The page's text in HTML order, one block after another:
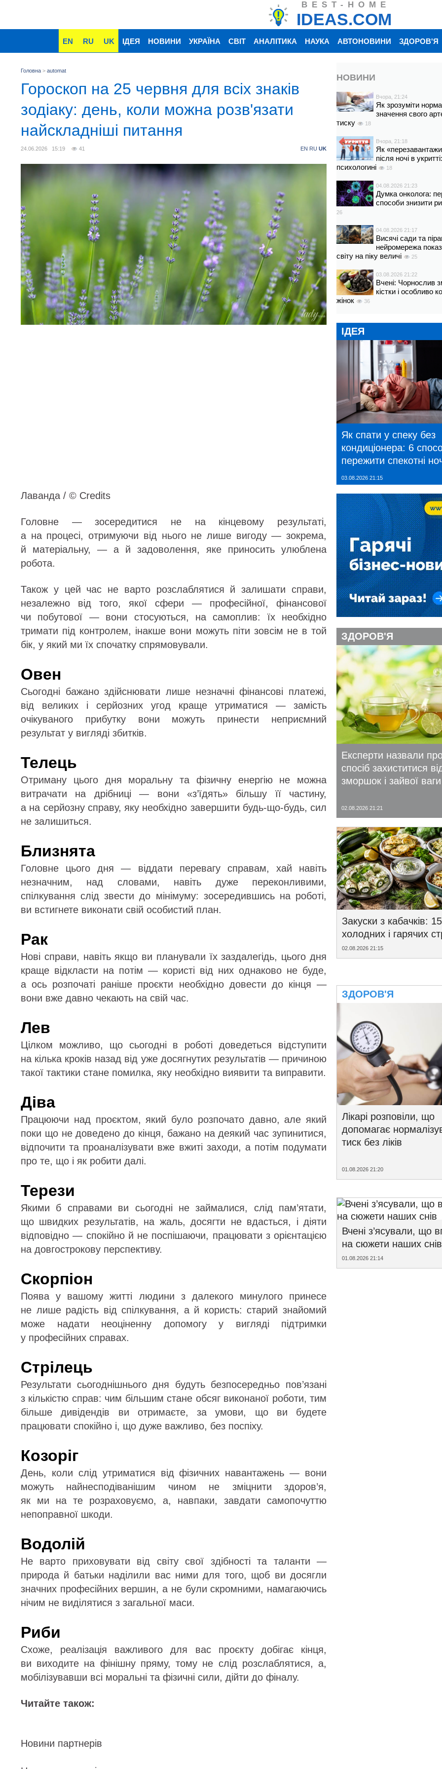
BEST-HOME
IDEAS.COM
EN RU UK ІДЕЯ НОВИНИ УКРАЇНА СВІТ АНАЛІТИКА НАУКА АВТОНОВИНИ ЗДОРОВ'Я
Головна > automat
Гороскоп на 25 червня для всіх знаків
зодіаку: день, коли можна розв'язати
найскладніші питання
24.06.2026 15:19 41 EN RU UK
Лаванда / © Credits
Головне — зосередитися не на кінцевому результаті,
а на процесі, отримуючи від нього не лише вигоду — зокрема,
й матеріальну, — а й задоволення, яке приносить улюблена
робота.
Також у цей час не варто розслаблятися й залишати справи,
незалежно від того, якої сфери — професійної, фінансової
чи побутової — вони стосуються, на самоплив: їх необхідно
тримати під контролем, інакше вони можуть піти зовсім не в той
бік, у який ми їх спочатку спрямовували.
Овен
Сьогодні бажано здійснювати лише незначні фінансові платежі,
від великих і серйозних угод краще утриматися — замість
очікуваного прибутку вони можуть принести неприємний
результат у вигляді збитків.
Телець
Отриману цього дня моральну та фізичну енергію не можна
витрачати на дрібниці — вони «з’їдять» більшу її частину,
а на серйозну справу, яку необхідно завершити будь-що-будь, сил
не залишиться.
Близнята
Головне цього дня — віддати перевагу справам, хай навіть
незначним, над словами, навіть дуже переконливими,
спілкування слід звести до мінімуму: зосередившись на роботі,
ви встигнете виконати свій особистий план.
Рак
Нові справи, навіть якщо ви планували їх заздалегідь, цього дня
краще відкласти на потім — користі від них однаково не буде,
а ось розпочаті раніше проєкти необхідно довести до кінця —
вони вже давно чекають на свій час.
Лев
Цілком можливо, що сьогодні в роботі доведеться відступити
на кілька кроків назад від уже досягнутих результатів — причиною
такої тактики стане помилка, яку необхідно виявити та виправити.
Діва
Працюючи над проєктом, який було розпочато давно, але який
поки що не доведено до кінця, бажано на деякий час зупинитися,
відпочити та проаналізувати вже вжиті заходи, а потім подумати
про те, що і як робити далі.
Терези
Якими б справами ви сьогодні не займалися, слід пам’ятати,
що швидких результатів, на жаль, досягти не вдасться, і діяти
відповідно — спокійно й не поспішаючи, працювати з орієнтацією
на довгострокову перспективу.
Скорпіон
Поява у вашому житті людини з далекого минулого принесе
не лише радість від спілкування, а й користь: старий знайомий
може надати неоціненну допомогу у вигляді підтримки
у професійних справах.
Стрілець
Результати сьогоднішнього дня будуть безпосередньо пов’язані
з кількістю справ: чим більшим стане обсяг виконаної роботи, тим
більше дивідендів ви отримаєте, за умови, що ви будете
працювати спокійно і, що дуже важливо, без поспіху.
Козоріг
День, коли слід утриматися від фізичних навантажень — вони
можуть найнесподіванішим чином не зміцнити здоров’я,
як ми на те розраховуємо, а, навпаки, завдати самопочуттю
непоправної шкоди.
Водолій
Не варто приховувати від світу свої здібності та таланти —
природа й батьки наділили вас ними для того, щоб ви досягли
значних професійних вершин, а не були скромними, намагаючись
нічим не виділятися з загальної маси.
Риби
Схоже, реалізація важливого для вас проєкту добігає кінця,
ви виходите на фінішну пряму, тому не слід розслаблятися, а,
мобілізувавши всі моральні та фізичні сили, дійти до фіналу.
Читайте також:
Новини партнерів
НОВИНИ
Вчора, 21:24
Як зрозуміти
значення свого
тиску
18
Вчора, 21:18
Як
після ночі в
психологині
18
04.08.2026 21:23
Думка онколога:
способи знизити
26
04.08.2026 21:17
Висячі сади та
нейромережа
світу на піку величі
25
03.08.2026 21:22
Вчені: Чорнослив
кістки і особливо
жінок
36
ІДЕЯ
Як спати у спеку без
кондиціонера: 6
пережити спекотні
03.08.2026 21:15
ЗДОРОВ'Я
Експерти назвали
спосіб захиститися
зморшок і зайвої ваги
02.08.2026 21:21
Закуски з кабачків: 15
холодних і гарячих
02.08.2026 21:15
ЗДОРОВ'Я
Лікарі розповіли, що
допомагає
тиск без ліків
01.08.2026 21:20
Вчені з’ясували, що
на сюжети наших снів
01.08.2026 21:14